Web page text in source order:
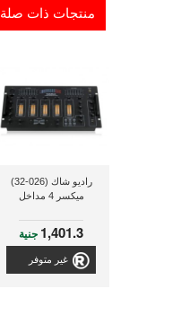
منتجات ذات صلة
راديو شاك (026-32)
ميكسر 4 مداخل
1,401.3 جنية
غير متوفر